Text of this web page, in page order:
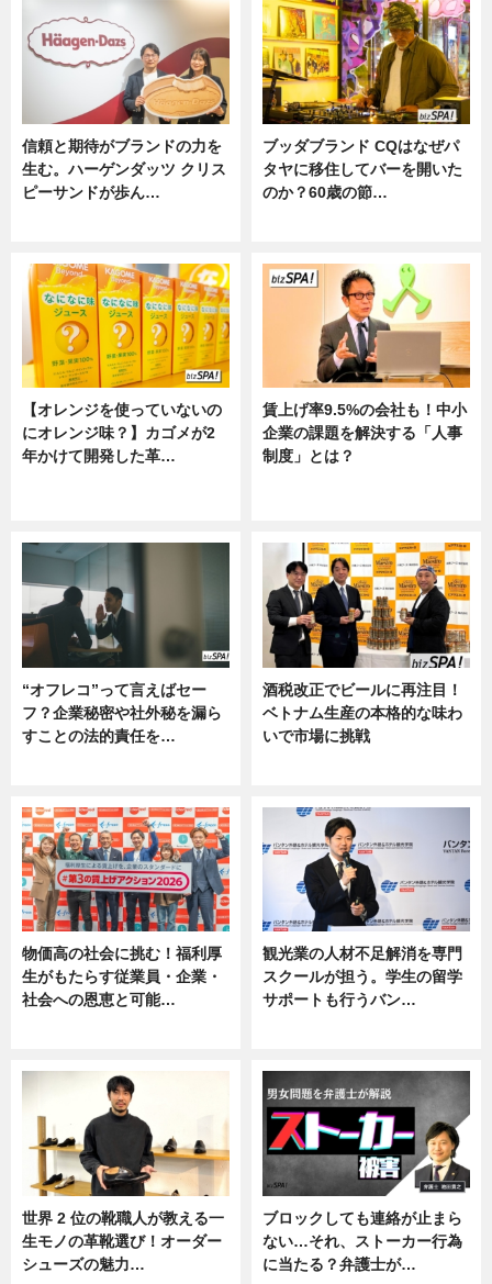
信頼と期待がブランドの力を
生む。ハーゲンダッツ クリス
ピーサンドが歩ん…
ブッダブランド CQはなぜパ
タヤに移住してバーを開いた
のか？60歳の節…
【オレンジを使っていないの
にオレンジ味？】カゴメが2
年かけて開発した革…
賃上げ率9.5%の会社も！中小
企業の課題を解決する「人事
制度」とは？
“オフレコ”って言えばセー
フ？企業秘密や社外秘を漏ら
すことの法的責任を…
酒税改正でビールに再注目！
ベトナム生産の本格的な味わ
いで市場に挑戦
物価高の社会に挑む！福利厚
生がもたらす従業員・企業・
社会への恩恵と可能…
観光業の人材不足解消を専門
スクールが担う。学生の留学
サポートも行うバン…
世界 2 位の靴職人が教える一
生モノの革靴選び！オーダー
シューズの魅力…
ブロックしても連絡が止まら
ない…それ、ストーカー行為
に当たる？弁護士が…